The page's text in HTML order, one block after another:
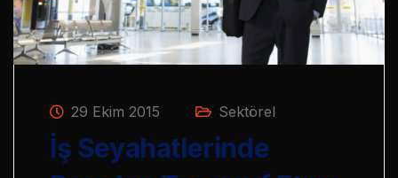
29 Ekim 2015 Sektörel
İş Seyahatlerinde